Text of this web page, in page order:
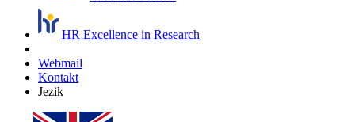
HR Excellence in Research
Webmail
Kontakt
Jezik